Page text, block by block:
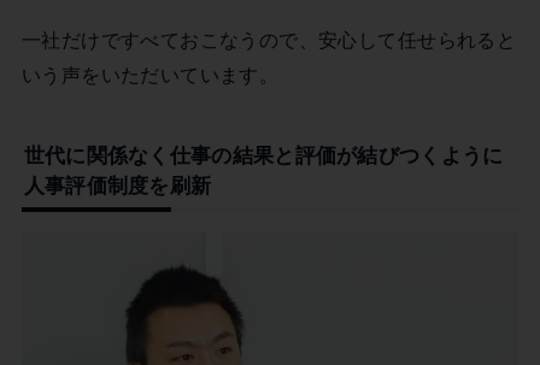
一社だけですべておこなうので、安心して任せられると
いう声をいただいています。
世代に関係なく仕事の結果と評価が結びつくように
人事評価制度を刷新